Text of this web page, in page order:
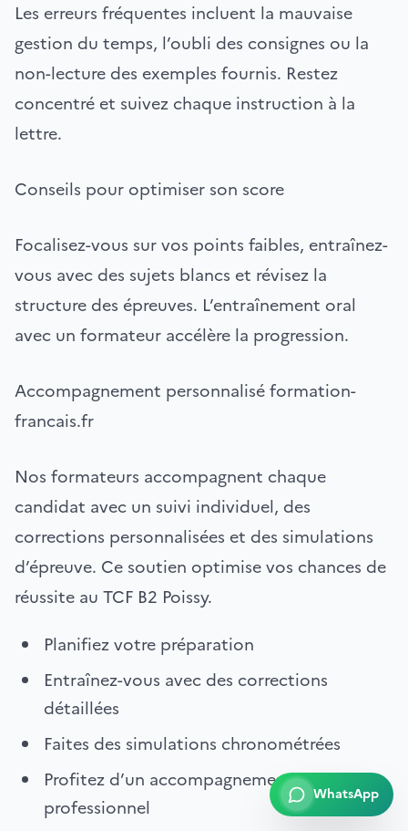
Les erreurs fréquentes incluent la mauvaise
gestion du temps, l’oubli des consignes ou la
non-lecture des exemples fournis. Restez
concentré et suivez chaque instruction à la
lettre.
Conseils pour optimiser son score
Focalisez-vous sur vos points faibles, entraînez-
vous avec des sujets blancs et révisez la
structure des épreuves. L’entraînement oral
avec un formateur accélère la progression.
Accompagnement personnalisé formation-
francais.fr
Nos formateurs accompagnent chaque
candidat avec un suivi individuel, des
corrections personnalisées et des simulations
d’épreuve. Ce soutien optimise vos chances de
réussite au TCF B2 Poissy.
Planifiez votre préparation
Entraînez-vous avec des corrections
détaillées
Faites des simulations chronométrées
Profitez d’un accompagnement
professionnel
WhatsApp